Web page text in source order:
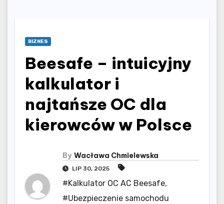
BIZNES
Beesafe – intuicyjny
kalkulator i
najtańsze OC dla
kierowców w Polsce
By Wacława Chmielewska
LIP 30, 2025
#Kalkulator OC AC Beesafe,
#Ubezpieczenie samochodu